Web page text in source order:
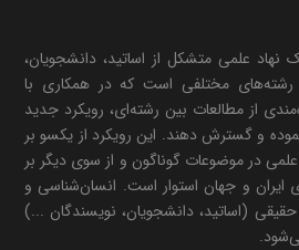
علمی متشکل از اساتید، دانشجویان،
رشته‌های مختلفی است که در همکاری با
از مطالعات بین رشته‌ای، رویکرد جدید
و گسترش دهند. این رویکرد از یکسو بر
در موضوعات گوناگون و از سوی دیگر بر
و جهان استوار است. انسان‌شناسی و
(اساتید، دانشجویان، نویسندگان ...)